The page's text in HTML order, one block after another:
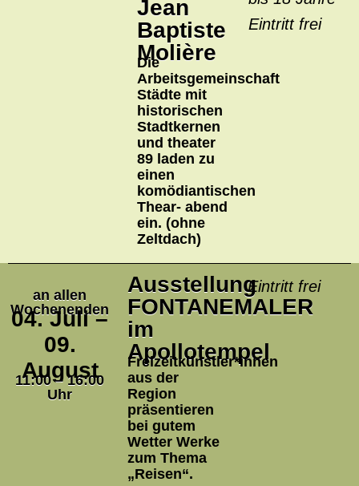
Jean
Baptiste
Molière
Die
Arbeitsgemeinschaft
Städte mit
historischen
Stadtkernen
und theater
89 laden zu
einen
komödiantischen
Thear- abend
ein. (ohne
Zeltdach)
Eintritt frei
an allen
Wochenenden
04. Juli –
09.
August
11:00 – 16:00
Uhr
Ausstellung
FONTANEMALER
im
Apollotempel
Freizeitkünstler*innen
aus der
Region
präsentieren
bei gutem
Wetter Werke
zum Thema
„Reisen“.
Eintritt frei